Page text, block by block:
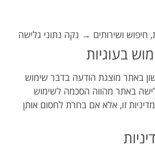
חיפוש ושירותים → נקה נתוני גלישה
בעוגיות
באתר מוצגת הודעה בדבר שימוש
באתר מהווה הסכמה לשימוש
זו, אלא אם בחרת לחסום אותן